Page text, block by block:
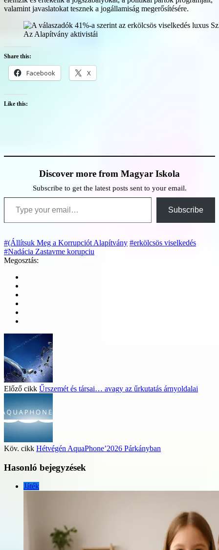
valamint javaslatokat tesznek a jogállamiság megerősítésére.
Az Alapítvány aktivistái
Share this:
Facebook X
Like this:
Discover more from Magyar Iskola
Subscribe to get the latest posts sent to your email.
Type your email…
Subscribe
#(Állítsuk Meg a Korrupciót Alapítvány #erkölcsös viselkedés
#Nadácia Zastavme korupciu
Megosztás:
Előző cikk Űrszemét és társai… avagy az űrkutatás árnyoldalai
Köv. cikk Hétvégén AquaPhone’2026 Párkányban
Hasonló bejegyzések
Játék